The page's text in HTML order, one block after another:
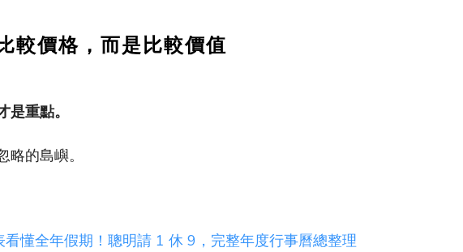
較價格，而是比較價值
重點。
的島嶼。
看懂全年假期！聰明請 1 休 9，完整年度行事曆總整理